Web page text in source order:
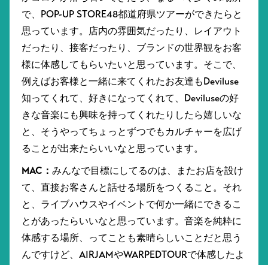
で、POP-UP STORE48都道府県ツアーができたらと
思っています。店内の雰囲気だったり、レイアウト
だったり、接客だったり、ブランドの世界観をお客
様に体感してもらいたいと思っています。そこで、
例えばお客様と一緒に来てくれたお友達もDeviluse
知ってくれて、好きになってくれて、Deviluseの好
きな音楽にも興味を持ってくれたりしたら嬉しいな
と、そうやってちょっとずつでもカルチャーを広げ
ることが出来たらいいなと思っています。
MAC： みんなで目標にしてるのは、またお店を設け
て、直接お客さんと話せる場所をつくること。それ
と、ライブハウスやイベントで何か一緒にできるこ
とがあったらいいなと思っています。音楽を純粋に
体感する場所、ってことも素晴らしいことだと思う
んですけど、AIRJAMやWARPEDTOURで体感したよ